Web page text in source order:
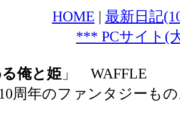
HOME | 最新日記
*** PCサイト(
俺と姫 」 WAFFLE
周年のファンタジーもの